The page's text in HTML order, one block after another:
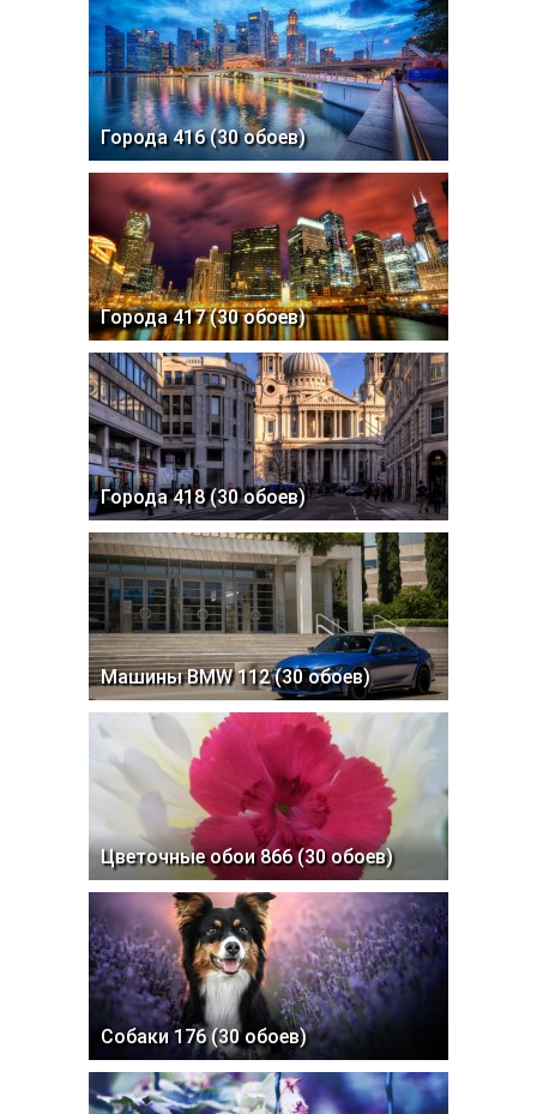
Города 416 (30 обоев)
Города 417 (30 обоев)
Города 418 (30 обоев)
Машины BMW 112 (30 обоев)
Цветочные обои 866 (30 обоев)
Собаки 176 (30 обоев)